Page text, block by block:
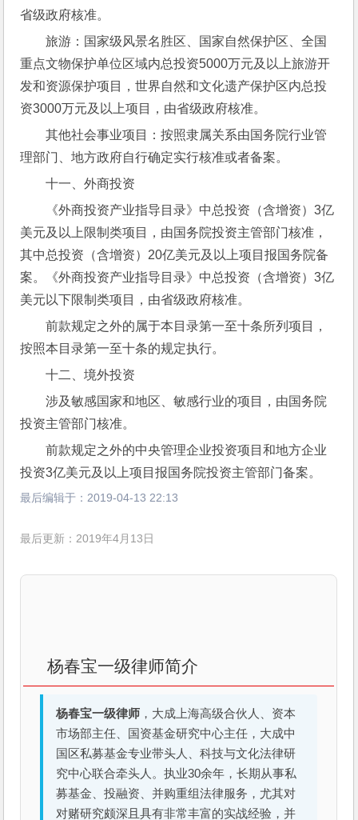
省级政府核准。
旅游：国家级风景名胜区、国家自然保护区、全国
重点文物保护单位区域内总投资5000万元及以上旅游开
发和资源保护项目，世界自然和文化遗产保护区内总投
资3000万元及以上项目，由省级政府核准。
其他社会事业项目：按照隶属关系由国务院行业管
理部门、地方政府自行确定实行核准或者备案。
十一、外商投资
《外商投资产业指导目录》中总投资（含增资）3亿
美元及以上限制类项目，由国务院投资主管部门核准，
其中总投资（含增资）20亿美元及以上项目报国务院备
案。《外商投资产业指导目录》中总投资（含增资）3亿
美元以下限制类项目，由省级政府核准。
前款规定之外的属于本目录第一至十条所列项目，
按照本目录第一至十条的规定执行。
十二、境外投资
涉及敏感国家和地区、敏感行业的项目，由国务院
投资主管部门核准。
前款规定之外的中央管理企业投资项目和地方企业
投资3亿美元及以上项目报国务院投资主管部门备案。
最后编辑于： 2019-04-13 22:13
最后更新：2019年4月13日
杨春宝一级律师简介
杨春宝一级律师 ，大成上海高级合伙人、资本
市场部主任、国资基金研究中心主任，大成中
国区私募基金专业带头人、科技与文化法律研
究中心联合牵头人。执业30余年，长期从事私
募基金、投融资、并购重组法律服务，尤其对
对赌研究颇深且具有非常丰富的实战经验，并